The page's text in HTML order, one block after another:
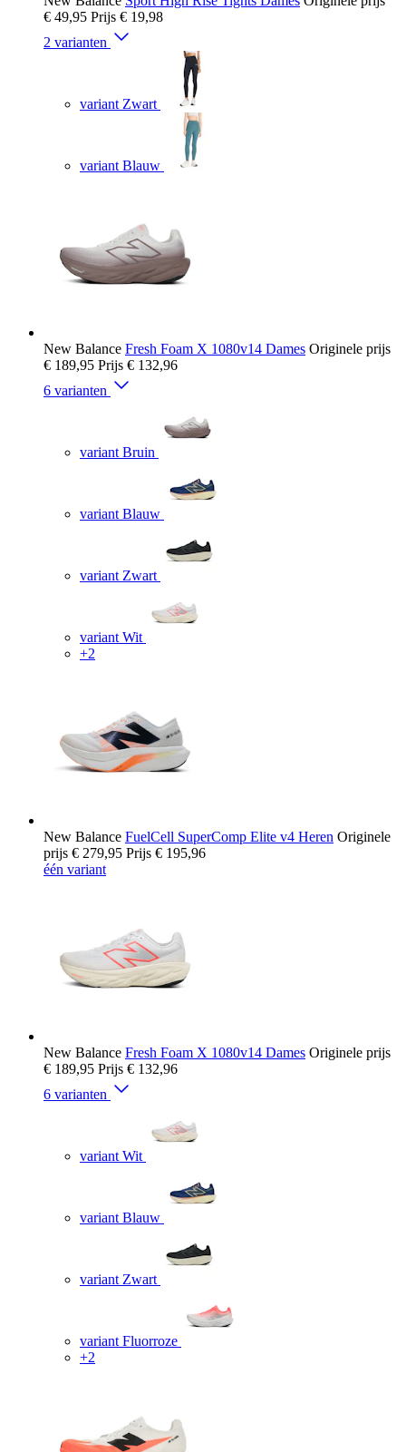
€ 49,95 Prijs € 19,98
2 varianten
variant Zwart
variant Blauw
New Balance Fresh Foam X 1080v14 Dames Originele prijs
€ 189,95 Prijs € 132,96
6 varianten
variant Bruin
variant Blauw
variant Zwart
variant Wit
+2
New Balance FuelCell SuperComp Elite v4 Heren Originele
prijs € 279,95 Prijs € 195,96
één variant
New Balance Fresh Foam X 1080v14 Dames Originele prijs
€ 189,95 Prijs € 132,96
6 varianten
variant Wit
variant Blauw
variant Zwart
variant Fluorroze
+2